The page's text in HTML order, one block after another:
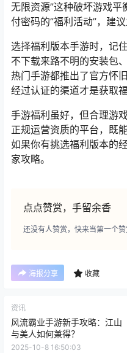
无限资源”这种破坏游戏
付密码的”福利活动”，建
选择福利版本手游时，记
不下载来路不明的安装包
热门手游都推出了官方怀
经过认证的渠道才是获取
手游福利虽好，但合理游
正规运营资质的平台，既
如果你有挑选福利版本的
家攻略。
点点赞赏，手留余香
还没有人赞赏，快来当第一个赞
海报分享 收藏
资讯
风流霸业手游新手攻略：江山
与美人如何兼得？
2025-10-8 16:50:03